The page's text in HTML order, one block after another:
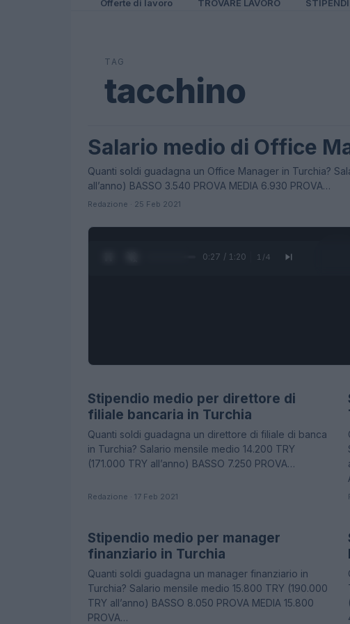
Offerte di lavoro TROVARE LAVORO STIPENDI
TAG
tacchino
STIPENDI
Salario medio di Office
Quanti soldi guadagna un Office Manager in Turchia?
all’anno) BASSO 3.540 PROVA MEDIA 6.930 PROVA…
Redazione · 25 Feb 2021
0:28 / 1:20 1 /4
STIPENDI
Stipendio medio per direttore di
filiale bancaria in Turchia
Quanti soldi guadagna un direttore di filiale di banca
in Turchia? Salario mensile medio 14.200 TRY
(171.000 TRY all’anno) BASSO 7.250 PROVA…
Redazione · 17 Feb 2021
STIPENDI
Stipendio medio per manager
finanziario in Turchia
Quanti soldi guadagna un manager finanziario in
Turchia? Salario mensile medio 15.800 TRY (190.000
TRY all’anno) BASSO 8.050 PROVA MEDIA 15.800
PROVA…